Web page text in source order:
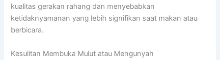
kualitas gerakan rahang dan menyebabkan
ketidaknyamanan yang lebih signifikan saat makan atau
berbicara.
Kesulitan Membuka Mulut atau Mengunyah